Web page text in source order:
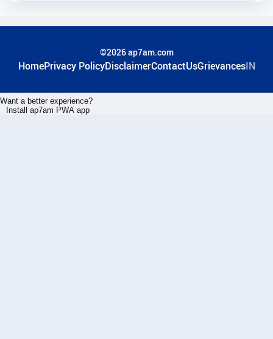
©2026 ap7am.com
HomePrivacy PolicyDisclaimerContactUsGrievancesIN
Want a better experience?
Install ap7am PWA app